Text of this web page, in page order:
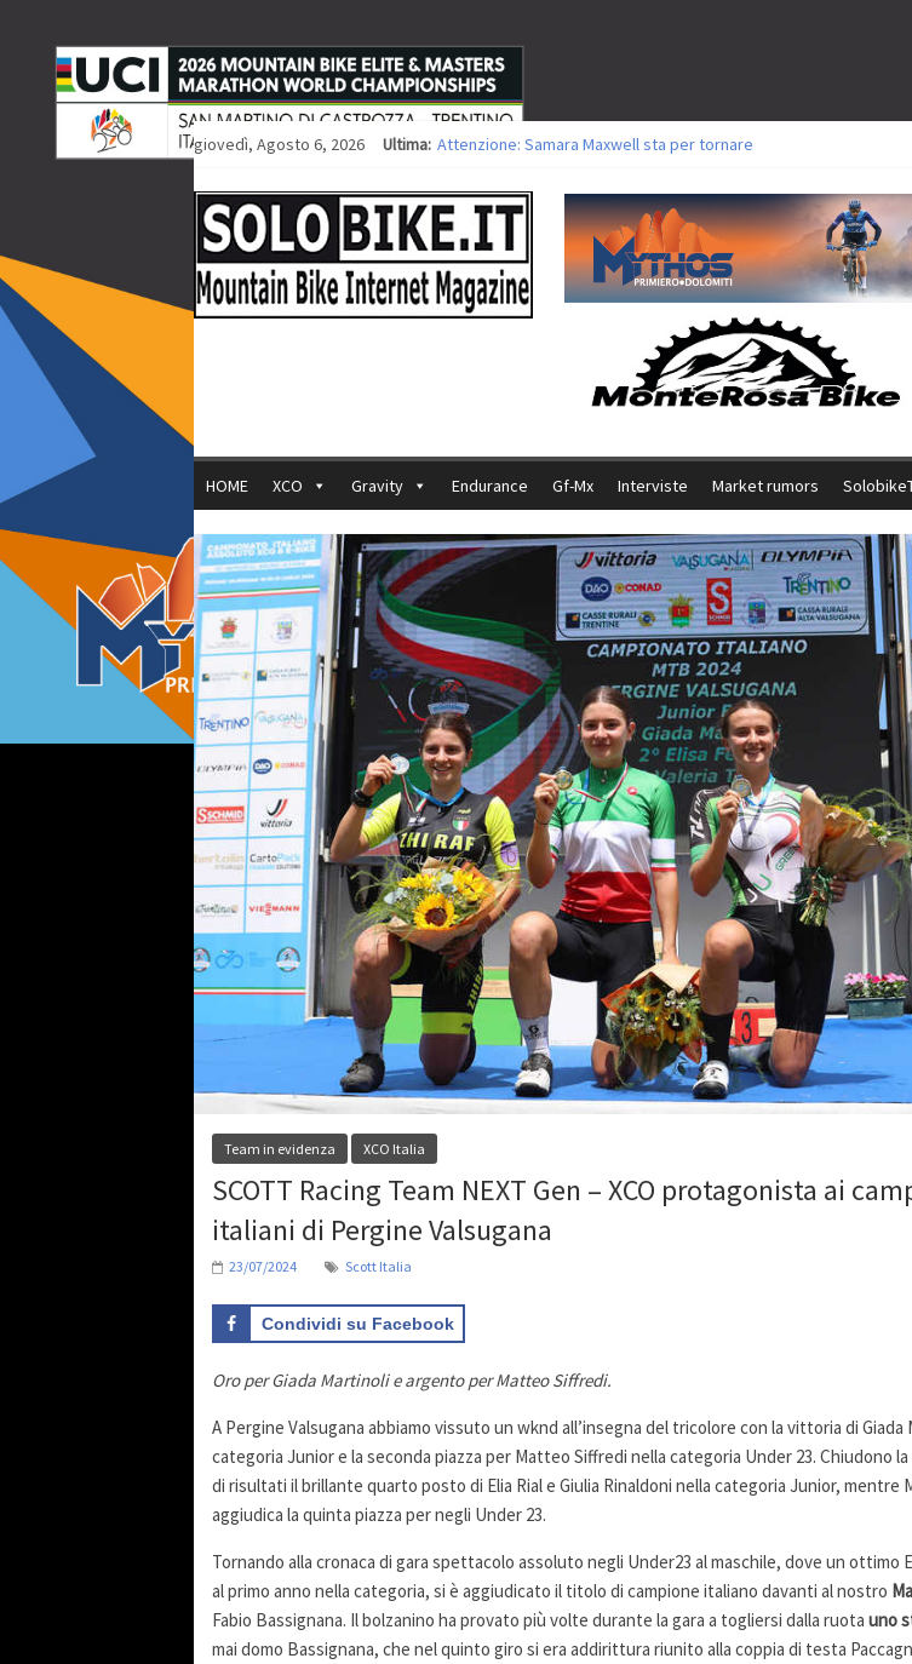
giovedì, Agosto 6, 2026 Ultima: Attenzione: Samara Maxwell sta per tornare
Europei XCO: vittorie per Ghibaudo, Grossmann e Gallis.
35ª Marathon Bike della Brianza: l’ultima sfida agonistica di una
Europei MTB: il Team Relay firma il secondo argento azzurro a
HOME XCO Gravity Endurance Gf-Mx Interviste Market rumors
Team in evidenza XCO Italia
SCOTT Racing Team NEXT Gen – XCO protagonista ai
italiani di Pergine Valsugana
23/07/2024 Scott Italia
Condividi su Facebook
Oro per Giada Martinoli e argento per Matteo Siffredi.
A Pergine Valsugana abbiamo vissuto un wknd all’insegna del tricolore con la vittoria di Giada
categoria Junior e la seconda piazza per Matteo Siffredi nella categoria Under 23. Chiudono
di risultati il brillante quarto posto di Elia Rial e Giulia Rinaldoni nella categoria Junior, mentre
aggiudica la quinta piazza per negli Under 23.
Tornando alla cronaca di gara spettacolo assoluto negli Under23 al maschile, dove un ottimo
al primo anno nella categoria, si è aggiudicato il titolo di campione italiano davanti al nostro
Fabio Bassignana. Il bolzanino ha provato più volte durante la gara a togliersi dalla ruota uno
mai domo Bassignana, che nel quinto giro si era addirittura riunito alla coppia di testa